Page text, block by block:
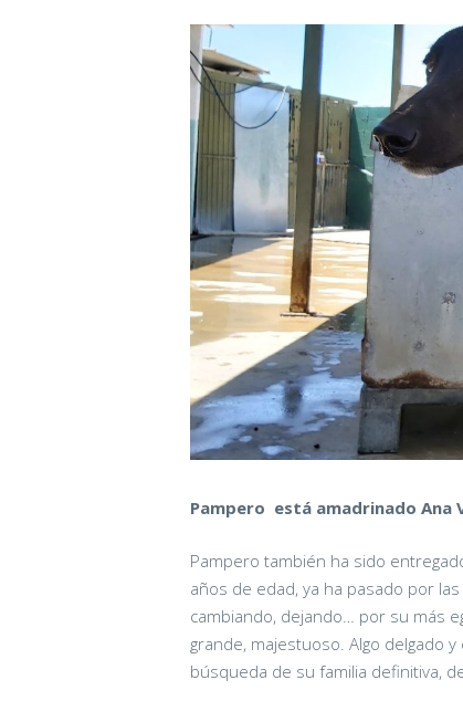
Pampero está amadrinado Ana
Pampero también ha sido
años de edad, ya ha pasado por
cambiando, dejando… por su más
grande, majestuoso. Algo delgado
búsqueda de su familia definitiva,